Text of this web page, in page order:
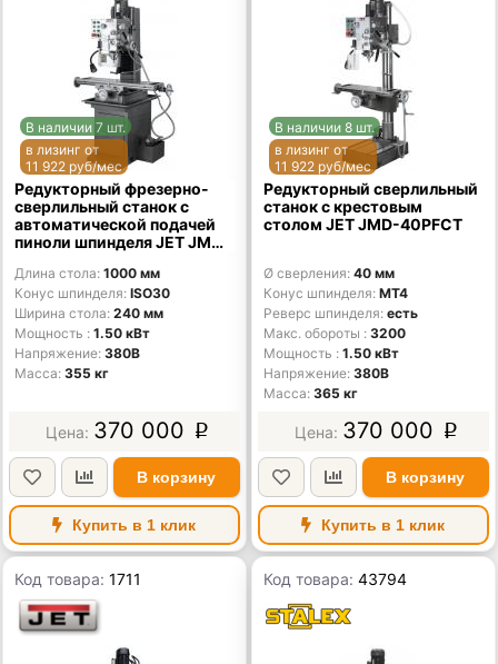
В наличии 7 шт.
в лизинг от
11 922 руб/мес
Редукторный фрезерно-
сверлильный станок с
автоматической подачей
пиноли шпинделя JET JMD-
Длина стола 1000 мм
Конус шпинделя ISO30
Ширина стола 240 мм
Мощность
1.50 кВт
Напряжение 380В
Масса 355 кг
370 000 p
В корзину
Купить в 1 клик
В наличии 8 шт.
в лизинг от
11 922 руб/мес
Редукторный сверлильный
станок с крестовым
столом JET JMD-40PFCT
Ø сверления 40 мм
Конус шпинделя MT4
Реверс шпинделя есть
Макс. обороты
3200
Мощность
1.50 кВт
Напряжение 380В
Масса 365 кг
370 000 p
В корзину
Купить в 1 клик
Код товара:1711 Код товара:43794